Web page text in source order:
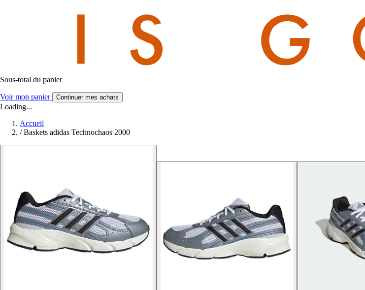
Sous-total du panier
Voir mon panier Continuer mes achats
Loading...
Accueil
/ Baskets adidas Technochaos 2000